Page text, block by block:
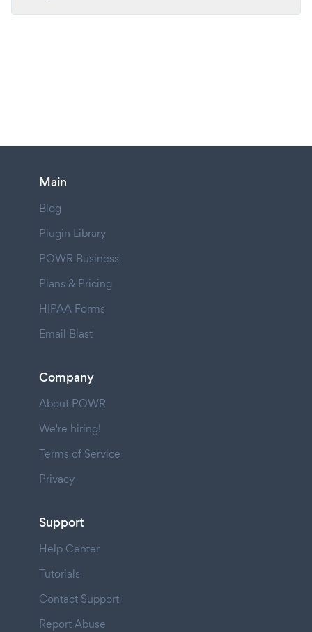
Main
Blog
Plugin Library
POWR Business
Plans & Pricing
HIPAA Forms
Email Blast
Company
About POWR
We're hiring!
Terms of Service
Privacy
Support
Help Center
Tutorials
Contact Support
Report Abuse